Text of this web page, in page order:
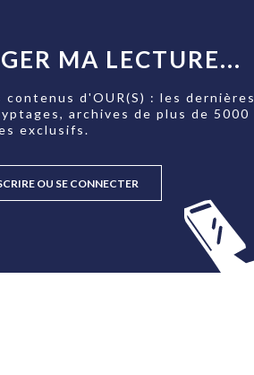
MA LECTURE...
contenus d'OUR(S) : les dernières
archives de plus de 5000
exclusifs.
OU SE CONNECTER